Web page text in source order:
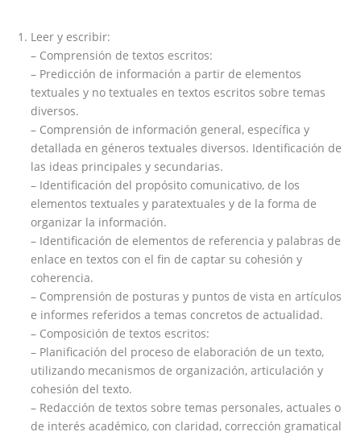
Leer y escribir:
– Comprensión de textos escritos:
– Predicción de información a partir de elementos
textuales y no textuales en textos escritos sobre temas
diversos.
– Comprensión de información general, específica y
detallada en géneros textuales diversos. Identificación de
las ideas principales y secundarias.
– Identificación del propósito comunicativo, de los
elementos textuales y paratextuales y de la forma de
organizar la información.
– Identificación de elementos de referencia y palabras de
enlace en textos con el fin de captar su cohesión y
coherencia.
– Comprensión de posturas y puntos de vista en artículos
e informes referidos a temas concretos de actualidad.
– Composición de textos escritos:
– Planificación del proceso de elaboración de un texto,
utilizando mecanismos de organización, articulación y
cohesión del texto.
– Redacción de textos sobre temas personales, actuales o
de interés académico, con claridad, corrección gramatical